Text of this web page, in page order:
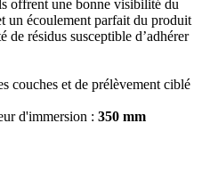
offrent une bonne visibilité du
un écoulement parfait du produit
résidus susceptible d’adhérer
couches et de prélèvement ciblé
d'immersion : 350 mm